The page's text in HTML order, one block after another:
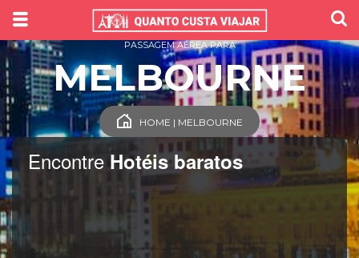
EncontreHotéis baratos
PASSAGEM AÉREA PARA
MELBOURNE
HOME | MELBOURNE